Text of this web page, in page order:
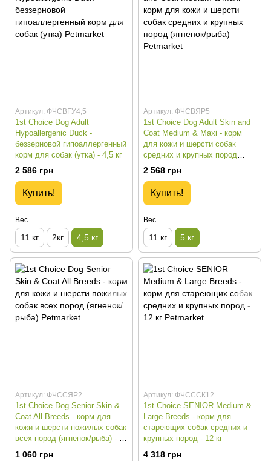
Артикул: ФЧСВГУ4,5
1st Choice Dog Adult
Hypoallergenic Duck -
беззерновой гипоаллергенный
корм для собак (утка) - 4,5 кг
2 586 грн
Купить!
Вес
11 кг 2кг 4,5 кг
Артикул: ФЧСВЯР5
1st Choice Dog Adult Skin and
Coat Medium & Maxi - корм
для кожи и шерсти собак
средних и крупных пород
(ягненок/рыба) - 5 кг
2 568 грн
Купить!
Вес
11 кг 5 кг
Артикул: ФЧССЯР2
1st Choice Dog Senior Skin &
Coat All Breeds - корм для
кожи и шерсти пожилых собак
всех пород (ягненок/рыба) - 2
кг
1 060 грн
Артикул: ФЧСССК12
1st Choice SENIOR Medium &
Large Breeds - корм для
стареющих собак средних и
крупных пород - 12 кг
4 318 грн